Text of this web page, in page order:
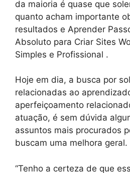
da maioria é quase que
quanto acham importante
resultados e Aprender
Absoluto para Criar Sites
Simples e Profissional .
Hoje em dia, a busca por
relacionadas ao
aperfeiçoamento
atuação, é sem dúvida
assuntos mais procurados
buscam uma melhora geral.
“Tenho a certeza de que